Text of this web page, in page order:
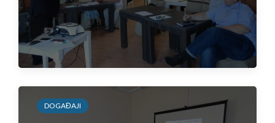
DOGAĐAJI